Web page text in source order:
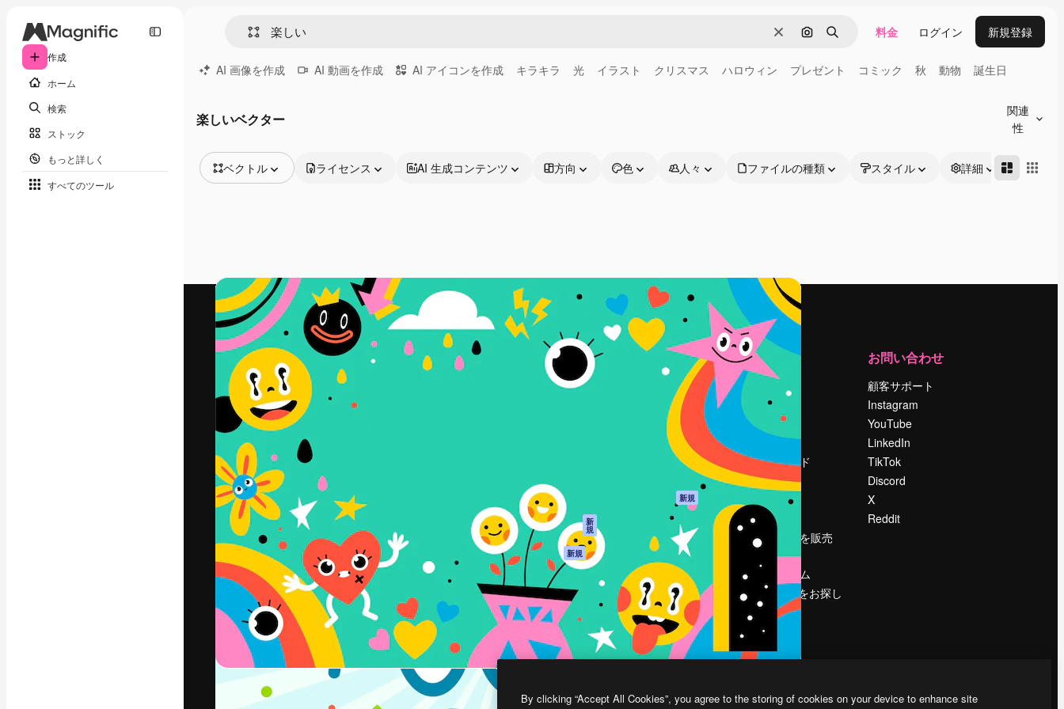
作成
ホーム
検索
ストック
もっと詳しく
すべてのツール
消去 画像で検索
検索 料金 ログイン 新規登録
AI 画像を作成 AI 動画を作成 AI アイコンを作成 キラキラ 光 イラスト クリスマス ハロウィン プレゼント コミック 秋 動物 誕生日
楽しいベクター
関連
性
ベクトル
動画
映像素材
モーショングラフィックス
動画テンプレート
アイコン
3D モデル
フォント
ライセンス AI 生成コンテンツ 方向 色 人々 ファイルの種類 スタイル 詳細
最高のクリエイティブ制作を導くためのプラ
ットフォーム。クリエイター、企業、代理
店、スタジオを含む100万人以上が利用して
います。
日本語
ストックコンテン
Claude/ChatGPT
向けMCP
新
規
エージェント 新規
API
モバイルアプリ
すべてのMagnificツ
ール
はじめに
ドキュメント
プライバシーポリ
新規
クッキーポリシー
トラストセンター
アフィリエイト
法人向け
運営
料金
会社概要
Reviews
採用情報
検索トレンド
ブログ
イベント
Slidesgo
コンテンツを販売
プレスルーム
magnific.aiをお探し
ですか？
お問い合わせ
顧客サポート
Instagram
YouTube
LinkedIn
TikTok
Discord
X
Reddit
Copyright © 2010- Freepik Company S.L.U.無断複写・転載を禁じます
By clicking “Accept All Cookies”, you agree to the storing of cookies on your device to enhance site